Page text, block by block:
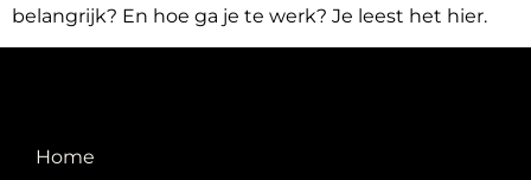
belangrijk? En hoe ga je te werk? Je leest het hier.
Home